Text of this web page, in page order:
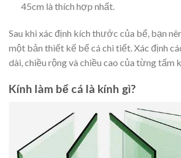
45cm là thích hợp nhất.
Sau khi xác định kích thước của bể, bạn
một bản thiết kế bể cá chi tiết. Xác định
dài, chiều rộng và chiều cao của từng tấm
Kính làm bể cá là kính gì?